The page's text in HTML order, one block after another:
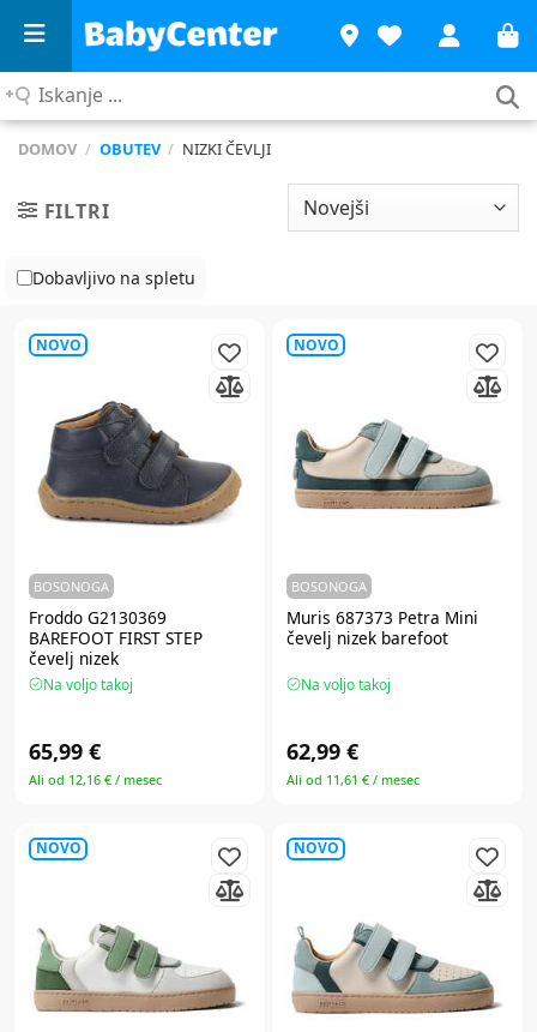
Iskanje
DOMOV / OBUTEV / NIZKI ČEVLJI
FILTRI
Dobavljivo na spletu
NOVO
BOSONOGA
Froddo G2130369
BAREFOOT FIRST STEP
čevelj nizek
Na voljo takoj
65,99 €
Ali od 12,16 € / mesec
NOVO
BOSONOGA
Muris 687373 Petra Mini
čevelj nizek barefoot
Na voljo takoj
62,99 €
Ali od 11,61 € / mesec
NOVO NOVO